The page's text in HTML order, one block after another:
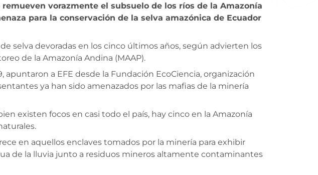
vorazmente el subsuelo de los ríos de la Amazonía
para la conservación de la selva amazónica de Ecuador
selva devoradas en los cinco últimos años, según advierten los
de la Amazonía Andina (MAAP).
a EFE desde la Fundación EcoCiencia, organización
ya han sido amenazados por las mafias de la minería
existen focos en casi todo el país, hay cinco en la Amazonía
en aquellos enclaves tomados por la minería para exhibir
de la lluvia junto a residuos mineros altamente contaminantes